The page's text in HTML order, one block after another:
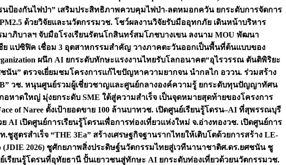
นป้องกันไฟป่า” เสริมประสิทธิภาพควบคุมไฟป่า-ลดหมอกควัน ยกระดับการจัดการ
ด้วยวิจัยและนวัตกรรมวช. โชว์ผลงานวิจัยรับมืออุทกภัย เดินหน้าบริหาร
าภิบาลฯ จับมือโรงเรียนรัตนโกสินทร์สมโภชบางเขน ลงนาม MOU พัฒนา
ย แปซิฟิค เชื่อม 3 อุตสาหกรรมสำคัญ วางภาคตะวันออกเป็นพื้นที่ต้นแบบของ
ผนึก AI ยกระดับทักษะแรงงานไทยรับโลกอนาคต“อุไรวรรณ ตันติพิริยะ
นัน” ตรวจเยี่ยมชมโครงการแก้ไขปัญหาความยากจน นำกลไก อววน. ร่วมสร้าง
วช. หนุนศูนย์รวมผู้เชี่ยวชาญและศูนย์กลางองค์ความรู้ ยกระดับทุนปัญญาทัศน
อหาดใหญ่ มุ่งยกระดับ SME ใต้สู่ความสำเร็จ เป็นจุดหมายสุดท้ายของโครงการ
of Naree ตั้งเป้ายอดขาย 100 ล้านบาทวช. เปิดศูนย์เรียนรู้โดรน–AI ที่สุพรรณบุรี
AI เปิดศูนย์การเรียนรู้โดรนเพื่อการท่องเที่ยวแห่งใหม่ จ.อ่างทองวช. เปิดศูนย์การ
.ชูสูตรสำเร็จ “THE 3Ea” สร้างเศรษฐกิจฐานรากไทยให้เติบโตด้วยการสร้าง LE-
(JDIE 2026) ชูศักยภาพสิ่งประดิษฐ์นวัตกรรมไทยสู่เวทีนานาชาติศ.ดร.ยศชนัน ชู
เรียนรู้โดรนที่อุทัยธานี ปั้นเยาวชนสู่ทักษะ AI ยกระดับท่องเที่ยวด้วยนวัตกรรมวช.